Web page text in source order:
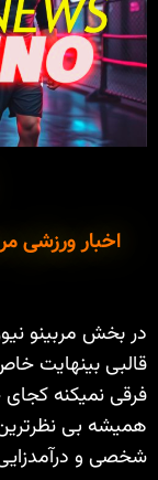
اخبار ورزشی
در بخش مربینو
قالبی بینهایت
فرقی نمیکنه کجای
همیشه بی
شخصی و